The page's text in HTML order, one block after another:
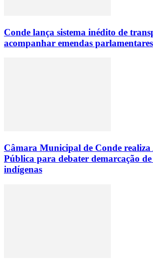
Conde lança sistema inédito de
acompanhar emendas parlamentares
Câmara Municipal de Conde realiza
Pública para debater demarcação
indígenas